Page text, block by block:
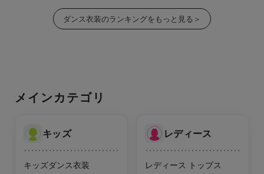
ダンス衣装のランキングをもっと見る＞
メインカテゴリ
キッズ
キッズダンス衣装
レディース
レディース トップス